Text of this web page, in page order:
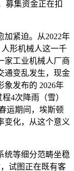
募集资金正在扣
紧迫。从2022年
人形机械人这一千
家工业机械人厂商
通变乱发生，现金
象发布的 2026年
4次降雨（雪）
运期间，埃斯顿
变化，从这个意义
等细分范畴坐稳
试图正在既有客